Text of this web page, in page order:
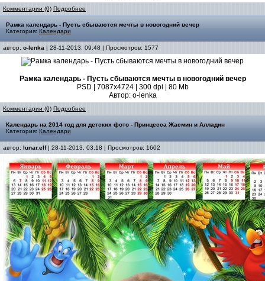
Комментарии (0) Подробнее
Рамка календарь - Пусть сбываются мечты в новогодний вечер
Категория: Календари
автор: o-lenka | 28-11-2013, 09:48 | Просмотров: 1577
Рамка календарь - Пусть сбываются мечты в новогодний вечер
PSD | 7087х4724 | 300 dpi | 80 Mb
Автор: o-lenka
Комментарии (0) Подробнее
Календарь на 2014 год для детских фото - Принцесса Жасмин и Алладин
Категория: Календари
автор: lunar.elf| 28-11-2013, 03:18 | Просмотров: 1602